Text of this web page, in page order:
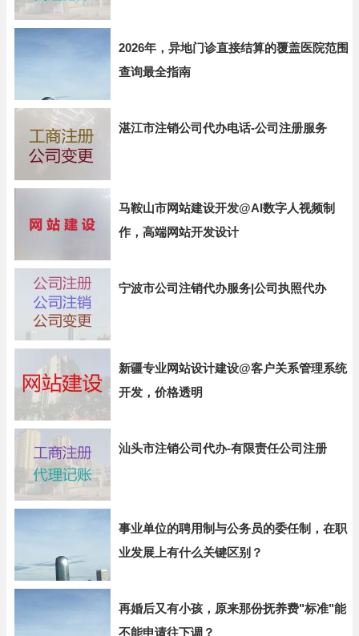
2026年，异地门诊直接结算的覆盖医院范围
查询最全指南
湛江市注销公司代办电话-公司注册服务
马鞍山市网站建设开发@AI数字人视频制
作，高端网站开发设计
宁波市公司注销代办服务|公司执照代办
新疆专业网站设计建设@客户关系管理系统
开发，价格透明
汕头市注销公司代办-有限责任公司注册
事业单位的聘用制与公务员的委任制，在职
业发展上有什么关键区别？
再婚后又有小孩，原来那份抚养费"标准"能
不能申请往下调？